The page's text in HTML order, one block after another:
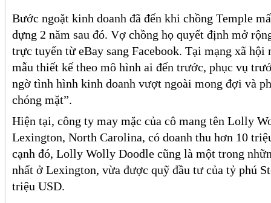
Bước ngoặt kinh doanh đã đến khi chồng Temple
dựng 2 năm sau đó. Vợ chồng họ quyết định mở
trực tuyến từ eBay sang Facebook. Tại mạng xã hội
mẫu thiết kế theo mô hình ai đến trước, phục vụ
ngờ tình hình kinh doanh vượt ngoài mong đợi và
chóng mặt”.
Hiện tại, công ty may mặc của cô mang tên Lolly
Lexington, North Carolina, có doanh thu hơn 10
cạnh đó, Lolly Wolly Doodle cũng là một trong
nhất ở Lexington, vừa được quỹ đầu tư của tỷ phú
triệu USD.